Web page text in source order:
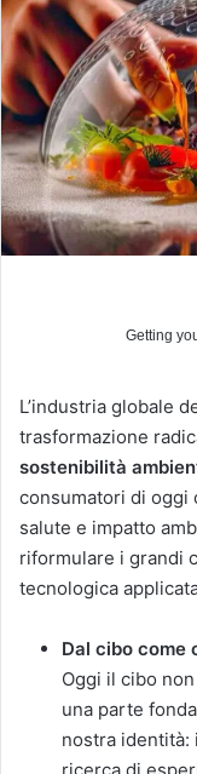
Getting
L’industria globale
trasformazione
sostenibilità
consumatori di oggi
salute e impatto
riformulare i grandi
tecnologica
Dal cibo come
Oggi il cibo
una parte
nostra identità: